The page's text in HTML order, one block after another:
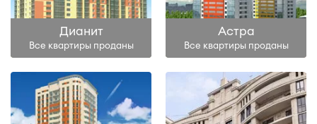
Дианит
Все квартиры проданы
Астра
Все квартиры проданы